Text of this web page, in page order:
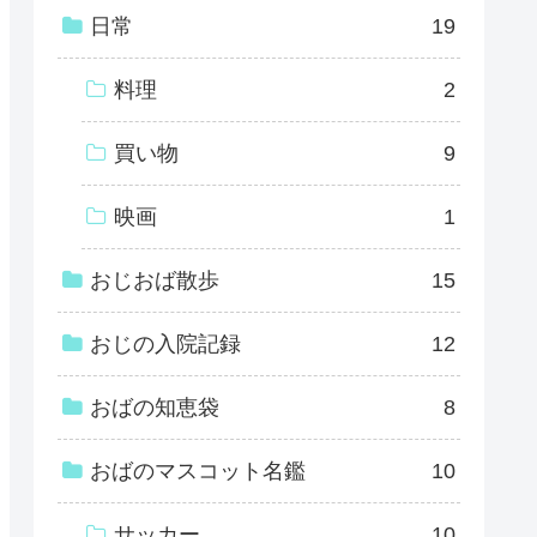
日常 19
料理 2
買い物 9
映画 1
おじおば散歩 15
おじの入院記録 12
おばの知恵袋 8
おばのマスコット名鑑 10